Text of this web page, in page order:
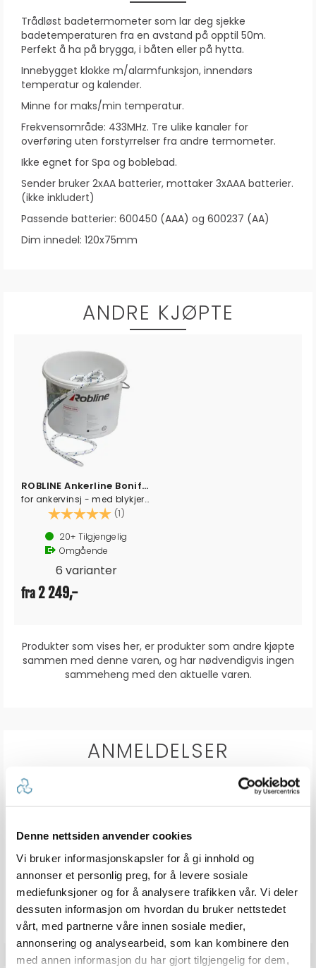
Denne nettsiden anvender cookies
Vi bruker informasjonskapsler for å gi innhold og
annonser et personlig preg, for å levere sosiale
mediefunksjoner og for å analysere trafikken vår. Vi deler
dessuten informasjon om hvordan du bruker nettstedet
vårt, med partnerne våre innen sosiale medier,
annonsering og analysearbeid, som kan kombinere den
med annen informasjon du har gjort tilgjengelig for dem,
Trådløst badetermometer som lar deg sjekke
badetemperaturen fra en avstand på opptil 50m.
Perfekt å ha på brygga, i båten eller på hytta.
Innebygget klokke m/alarmfunksjon, innendørs
temperatur og kalender.
Minne for maks/min temperatur.
Frekvensområde: 433MHz. Tre ulike kanaler for
overføring uten forstyrrelser fra andre termometer.
Ikke egnet for Spa og boblebad.
Sender bruker 2xAA batterier, mottaker 3xAAA batterier.
(ikke inkludert)
Passende batterier: 600450 (AAA) og 600237 (AA)
Dim innedel: 120x75mm
ANDRE KJØPTE
ROBLINE Ankerline Bonifacio - flettet
for ankervinsj - med blykjerne
Karakter: (1)
20+ Tilgjengelig
Omgående
6 varianter
fra2 249,-
Produkter som vises her, er produkter som andre kjøpte
sammen med denne varen, og har nødvendigvis ingen
sammeheng med den aktuelle varen.
ANMELDELSER
Karakter: 2 av 5 mulige
0stemmer
Basert på 1 stemmer og
Vær oppmerksom på at noen kunder gir en rating uten å skrive en
review, og at antallet ratings derfor vil være forskjellig fra antall
reviews.